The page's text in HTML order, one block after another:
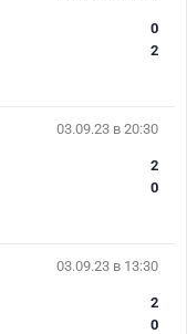
0
2
03.09.23 в 20:30
2
0
03.09.23 в 13:30
2
0